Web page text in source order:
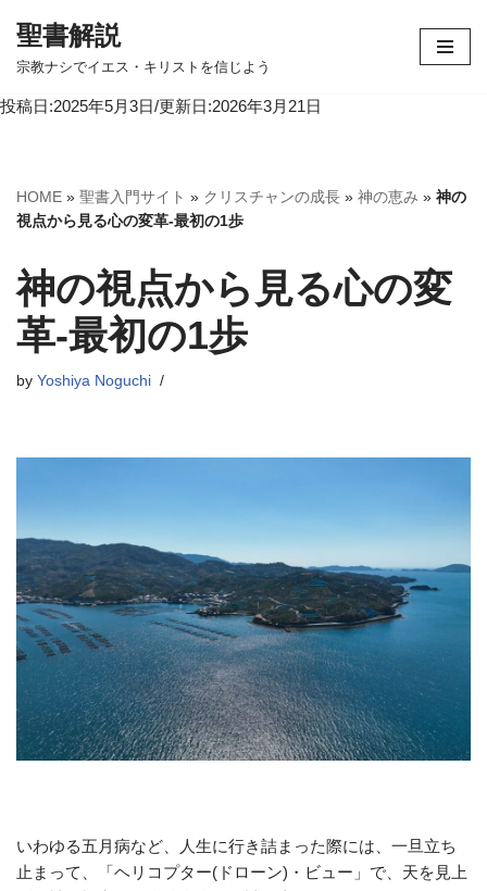
コ
テ
へ
ス
ッ
プ
聖書解説
宗教ナシでイエス・キリストを信じよう
投稿日:2025年5月3日/更新日:2026年3月21日
HOME » 聖書入門サイト » クリスチャンの成長 » 神の恵み » 神の
視点から見る心の変革-最初の1歩
神の視点から見る心の変
革-最初の1歩
by Yoshiya Noguchi
いわゆる五月病など、人生に行き詰まった際には、一旦立ち
止まって、「ヘリコプター(ドローン)・ビュー」で、天を見上